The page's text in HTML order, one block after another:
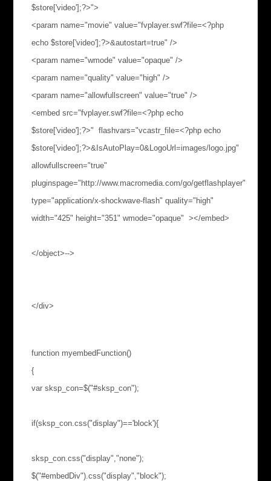
$store['video'];?>">
<param name="movie" value="fvplayer.swf?file=<?php
echo $store['video'];?>&autostart=true" />
<param name="wmode" value="opaque" />
<param name="quality" value="high" />
<param name="allowfullscreen" value="true" />
<embed src="fvplayer.swf?file=<?php echo
$store['video'];?>" flashvars="vcastr_file=<?php echo
$store['video'];?>&IsAutoPlay=0&LogoUrl=images/logo.jpg"
allowfullscreen="true"
pluginspage="http://www.macromedia.com/go/getflashplayer"
type="application/x-shockwave-flash" quality="high"
width="425" height="351" wmode="opaque" ></embed>
</object>-->
</div>
function myembedFunction()
{
var sksp_con=$("#sksp_con");
if(sksp_con.css("display")=='block'){
sksp_con.css("display","none");
$("#embedDiv").css("display","block");